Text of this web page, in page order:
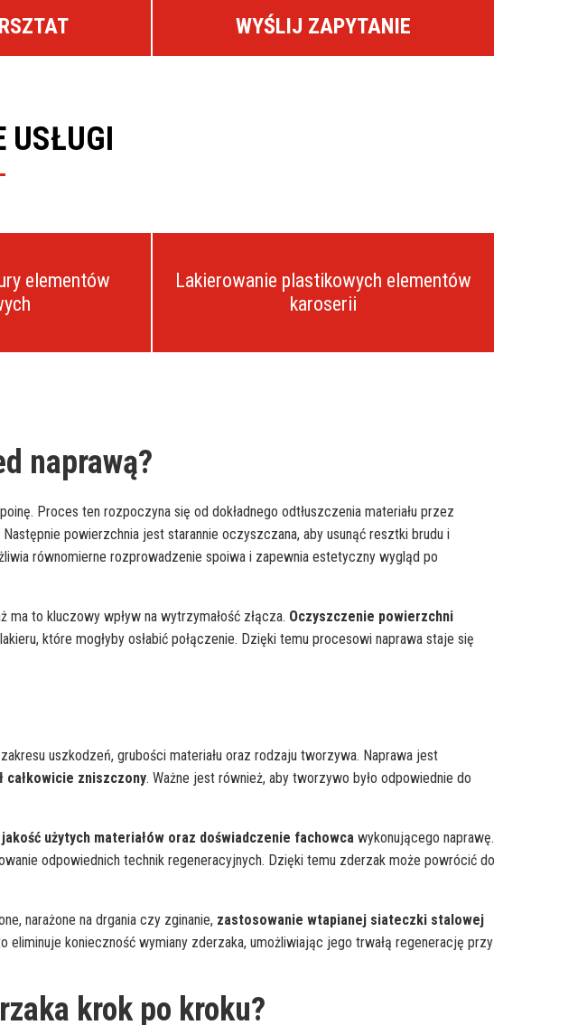
WYŚLIJ ZAPYTANIE
USŁUGI
elementów
Lakierowanie plastikowych elementów
karoserii
naprawą?
Proces ten rozpoczyna się od dokładnego odtłuszczenia materiału przez
powierzchnia jest starannie oczyszczana, aby usunąć resztki brudu i
równomierne rozprowadzenie spoiwa i zapewnia estetyczny wygląd po
to kluczowy wpływ na wytrzymałość złącza. Oczyszczenie powierzchni
które mogłyby osłabić połączenie. Dzięki temu procesowi naprawa staje się
uszkodzeń, grubości materiału oraz rodzaju tworzywa. Naprawa jest
całkowicie zniszczony. Ważne jest również, aby tworzywo było odpowiednie do
użytych materiałów oraz doświadczenie fachowca wykonującego naprawę.
odpowiednich technik regeneracyjnych. Dzięki temu zderzak może powrócić do
narażone na drgania czy zginanie, zastosowanie wtapianej siateczki stalowej
eliminuje konieczność wymiany zderzaka, umożliwiając jego trwałą regenerację przy
krok po kroku?